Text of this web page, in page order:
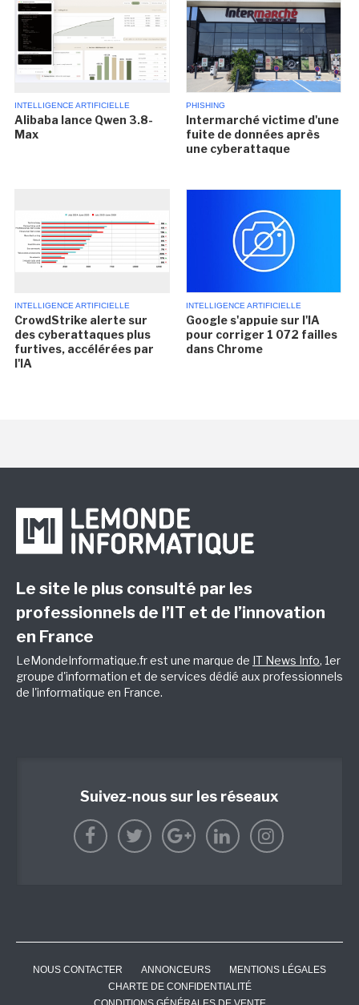
INTELLIGENCE ARTIFICIELLE
Alibaba lance Qwen 3.8-
Max
PHISHING
Intermarché victime d'une
fuite de données après
une cyberattaque
INTELLIGENCE ARTIFICIELLE
CrowdStrike alerte sur
des cyberattaques plus
furtives, accélérées par
l'IA
INTELLIGENCE ARTIFICIELLE
Google s'appuie sur l'IA
pour corriger 1 072 failles
dans Chrome
Le site le plus consulté par les
professionnels de l’IT et de l’innovation
en France
LeMondeInformatique.fr est une marque de IT News Info, 1er
groupe d'information et de services dédié aux professionnels
de l'informatique en France.
Suivez-nous sur les réseaux
NOUS CONTACTER ANNONCEURS
MENTIONS LÉGALES
CHARTE DE CONFIDENTIALITÉ